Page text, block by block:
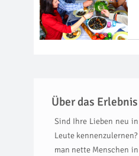
Über das
Sind Ihre Lieben neu
Leute
man nette Menschen